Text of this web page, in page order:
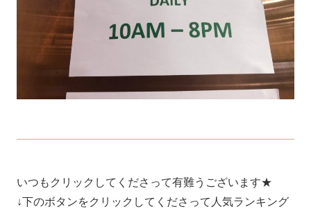
いつもクリックしてくださって有難うございます★
↓下のボタンをクリックしてくださって人気ランキング